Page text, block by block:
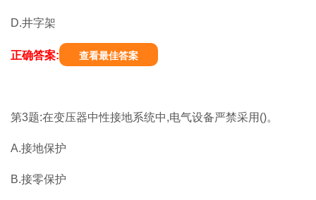
D.井字架
正确答案: 查看最佳答案
第3题:在变压器中性接地系统中,电气设备严禁采用()。
A.接地保护
B.接零保护